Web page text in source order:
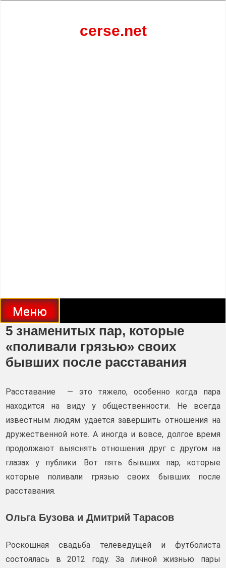
cerse.net
Меню
5 знаменитых пар, которые
«поливали грязью» своих
бывших после расставания
Расставание — это тяжело, особенно когда пара
находится на виду у общественности. Не всегда
известным людям удается завершить отношения на
дружественной ноте. А иногда и вовсе, долгое время
продолжают выяснять отношения друг с другом на
глазах у публики. Вот пять бывших пар, которые
которые поливали грязью своих бывших после
расставания.
Ольга Бузова и Дмитрий Тарасов
Роскошная свадьба телеведущей и футболиста
состоялась в 2012 году. За личной жизнью пары